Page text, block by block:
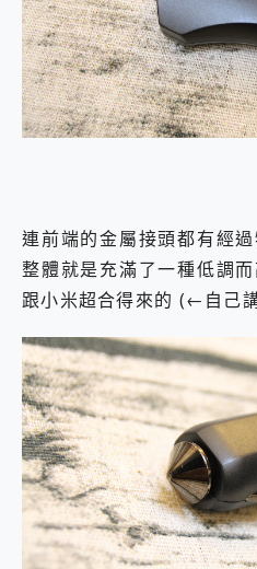
連前端的金屬接頭都有經
整體就是充滿了一種低調
跟小米超合得來的 (←自己